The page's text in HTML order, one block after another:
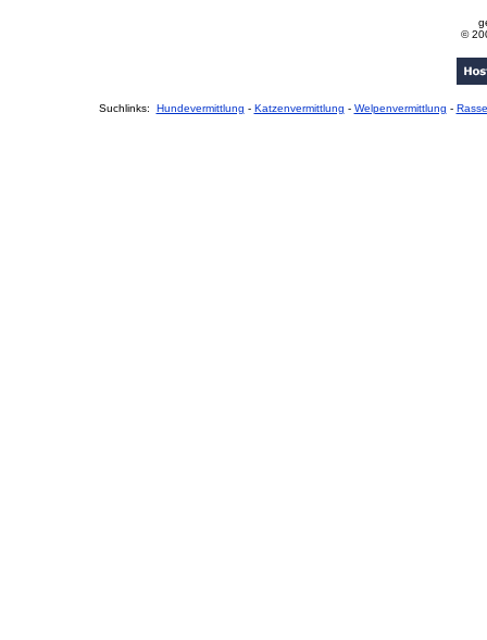
©
Suchlinks: Hundevermittlung - Katzenvermittlung - Welpenvermittlung -